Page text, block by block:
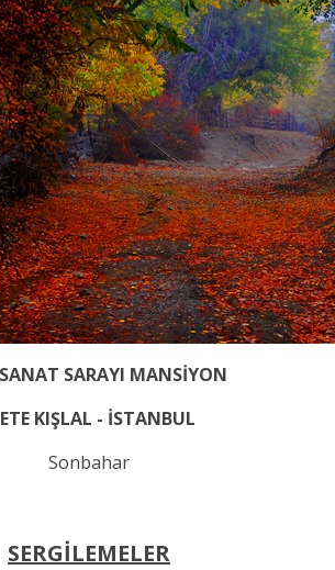
SARAYI MANSİYON
KIŞLAL - İSTANBUL
Sonbahar
SERGİLEMELER